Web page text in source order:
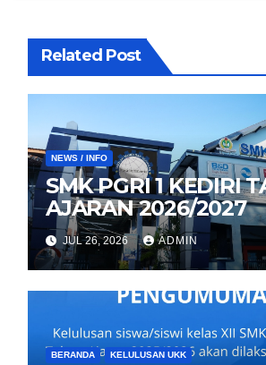
Related Post
NEWS / INFO
SMK PGRI 1 KEDIRI
AJARAN 2026/2027
JUL 26, 2026 ADMIN
BERANDA KELULUSAN UKK